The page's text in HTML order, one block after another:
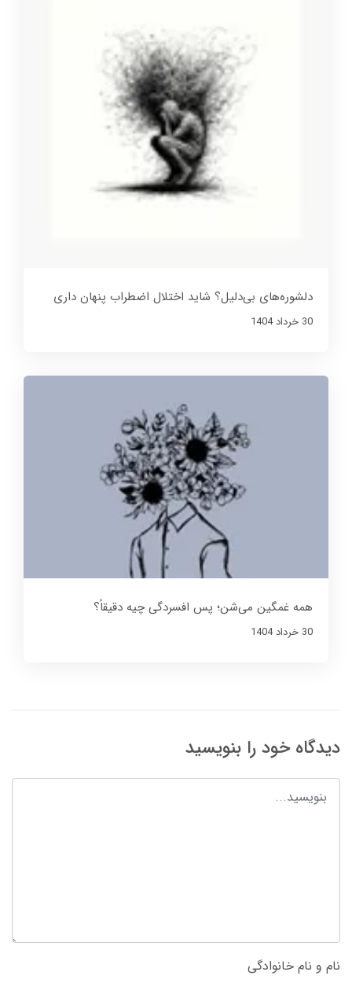
دلشوره‌های بی‌دلیل؟ شاید اختلال اضطراب پنهان داری
30 خرداد 1404
همه غمگین می‌شن؛ پس افسردگی چیه دقیقاً؟
30 خرداد 1404
دیدگاه خود را بنویسید
نام و نام خانوادگی